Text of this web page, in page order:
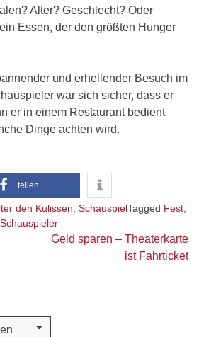
Alter? Geschlecht? Oder
Essen, der den größten Hunger
und erhellender Besuch im
war sich sicher, dass er
er in einem Restaurant bedient
Dinge achten wird.
teilen
den Kulissen SchauspielTagged Fest
Schauspieler
Geld sparen – Theaterkarte
ist Fahrticket